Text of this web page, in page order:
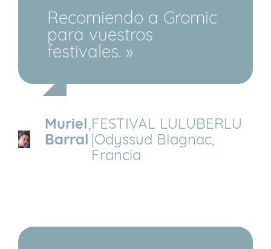
Recomiendo a Gromic
para vuestros
festivales. »
Muriel
Barral
,FESTIVAL LULUBERLU
|Odyssud Blagnac,
Francia